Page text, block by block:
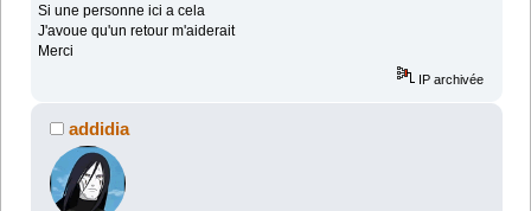
Si une personne ici a cela
J'avoue qu'un retour m'aiderait
Merci
IP archivée
addidia